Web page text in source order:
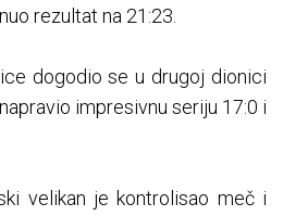
rezultat na 21:23.
dogodio se u drugoj dionici
impresivnu seriju 17:0 i
velikan je kontrolisao meč i